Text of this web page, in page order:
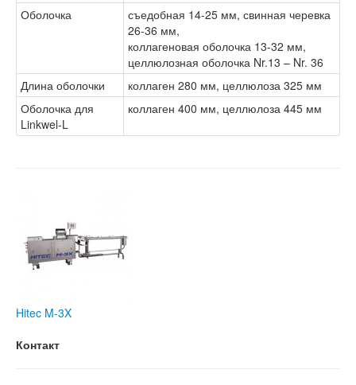
Оболочка
съедобная 14-25 мм, свинная черевка
26-36 мм,
коллагеновая оболочка 13-32 мм,
целлюлозная оболочка Nr.13 – Nr. 36
Длина оболочки
коллаген 280 мм, целлюлоза 325 мм
Оболочка для
Linkwel-L
коллаген 400 мм, целлюлоза 445 мм
Hitec M-3X
Контакт